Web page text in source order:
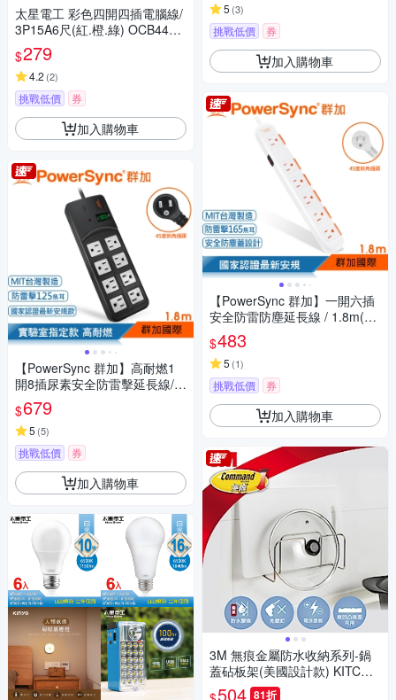
太星電工 彩色四開四插電腦線/
3P15A6尺(紅.橙.綠) OCB4430
$279
4.2 (2)
挑戰低價 券
加入購物車
【PowerSync 群加】高耐燃1
開8插尿素安全防雷擊延長線/黑
色/1.8m(TPS318TN0018)
$679
5 (5)
挑戰低價 券
加入購物車
5 (3)
挑戰低價 券
加入購物車
【PowerSync 群加】一開六插
安全防雷防塵延長線 / 1.8m(TS
6W9018)
$483
5 (1)
挑戰低價 券
加入購物車
3M 無痕金屬防水收納系列-鍋
蓋砧板架(美國設計款) KITCH4
504 81折